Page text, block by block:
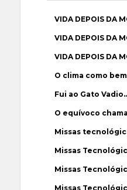
VIDA DEPOIS DA
VIDA DEPOIS DA
VIDA DEPOIS DA
O clima como
Fui ao Gato
O equívoco
Missas
Missas
Missas
Missas